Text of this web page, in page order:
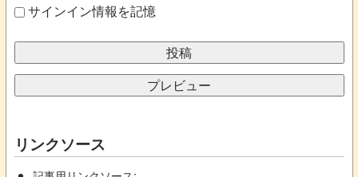
サインイン情報を記憶
リンクソース